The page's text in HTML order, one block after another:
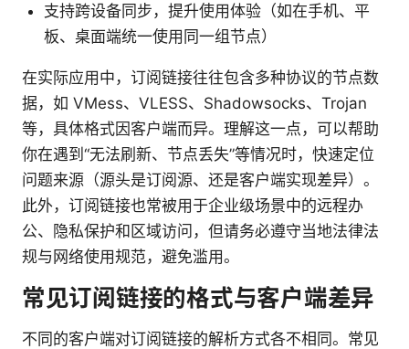
支持跨设备同步，提升使用体验（如在手机、平
板、桌面端统一使用同一组节点）
在实际应用中，订阅链接往往包含多种协议的节点数
据，如 VMess、VLESS、Shadowsocks、Trojan
等，具体格式因客户端而异。理解这一点，可以帮助
你在遇到“无法刷新、节点丢失”等情况时，快速定位
问题来源（源头是订阅源、还是客户端实现差异）。
此外，订阅链接也常被用于企业级场景中的远程办
公、隐私保护和区域访问，但请务必遵守当地法律法
规与网络使用规范，避免滥用。
常见订阅链接的格式与客户端差异
不同的客户端对订阅链接的解析方式各不相同。常见